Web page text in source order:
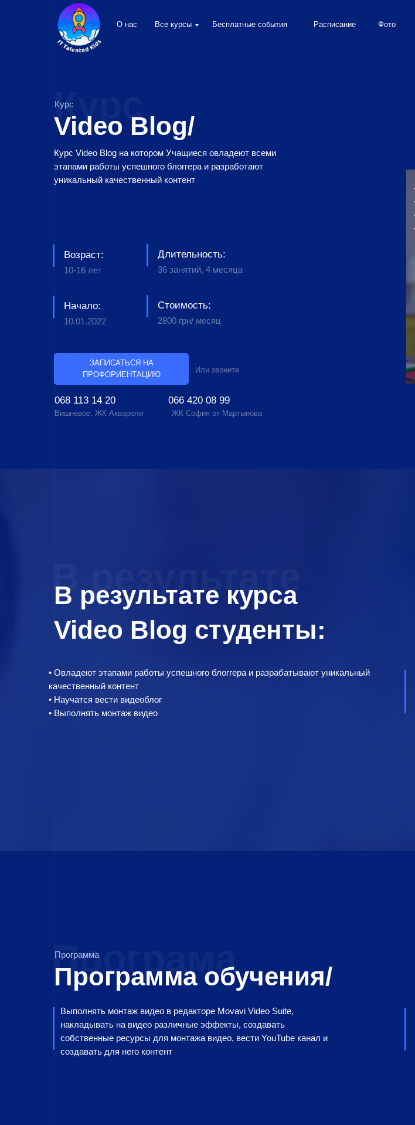
Курс
Video Blog/
Курс
Курс Video Blog на котором Учащиеся овладеют всеми
этапами работы успешного блоггера и разработают
уникальный качественный контент
068 113 14 20
Возраст:
10-16 лет
Длительность:
36 занятий, 4 месяца
Начало:
10.01.2022
Стоимость:
2800 грн/ месяц
Вишневое, ЖК Акварели
Или звоните
ЖК София от Мартынова
Все курсы Бесплатные события Расписание
О нас Фото
066 420 08 99
ЗАПИСАТЬСЯ НА
ПРОФОРИЕНТАЦИЮ
В результате
В результате курса
Video Blog студенты:
• Овладеют этапами работы успешного блоггера и разрабатывают уникальный
качественный контент
• Научатся вести видеоблог
• Выполнять монтаж видео
Програма
Программа обучения/
Выполнять монтаж видео в редакторе Movavi Video Suite,
накладывать на видео различные эффекты, создавать
собственные ресурсы для монтажа видео, вести YouTube канал и
создавать для него контент
Программа